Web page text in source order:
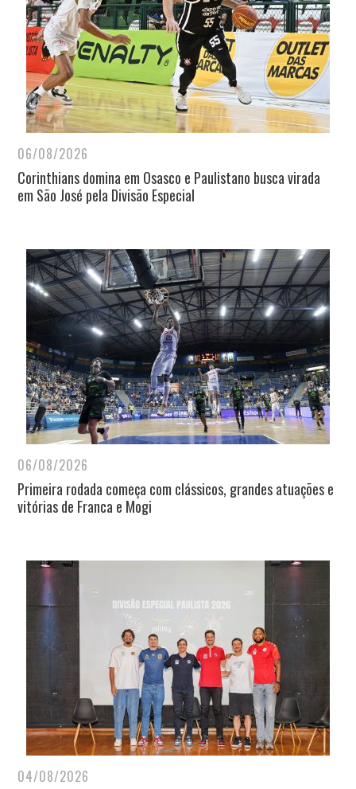
06/08/2026
Corinthians domina em Osasco e Paulistano busca virada
em São José pela Divisão Especial
06/08/2026
Primeira rodada começa com clássicos, grandes atuações e
vitórias de Franca e Mogi
04/08/2026